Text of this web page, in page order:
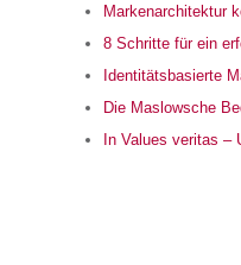
Markenarchitektur
8 Schritte für ein
Identitätsbasierte
Die Maslowsche
In Values veritas –